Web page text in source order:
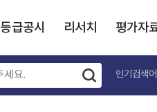
등급공시 리서치 평가자
인기검색어